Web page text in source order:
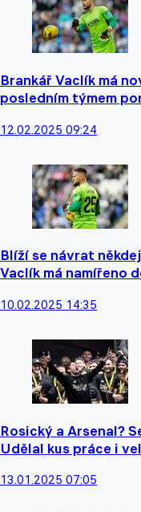
Brankář Vaclík má
posledním týmem
12.02.2025 09:24
Blíží se návrat
Vaclík má namířeno
10.02.2025 14:35
Rosický a Arsenal?
Udělal kus práce i
13.01.2025 07:05